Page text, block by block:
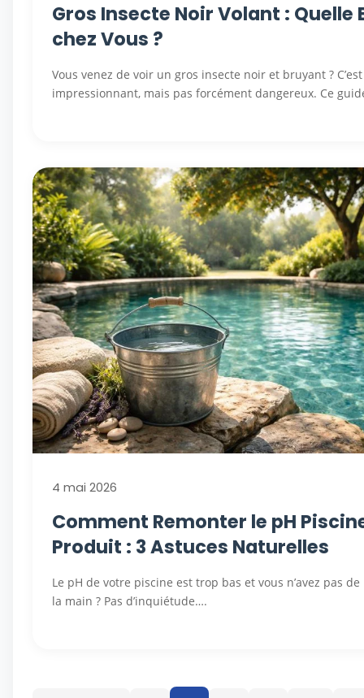
Gros Insecte Noir Volant : Quelle
chez Vous ?
Vous venez de voir un gros insecte noir et bruyant ?
impressionnant, mais pas forcément dangereux. Ce
4 mai 2026
Comment Remonter le pH
Produit : 3 Astuces Naturelles
Le pH de votre piscine est trop bas et vous n’avez pas
la main ? Pas d’inquiétude….